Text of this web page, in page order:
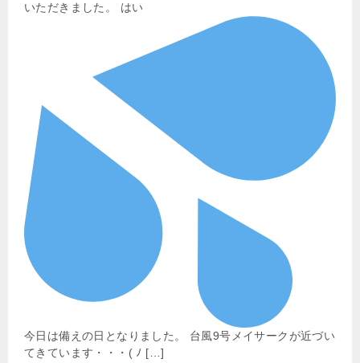
いただきました。 はい
今日は備えの日となりました。 台風9号メイサークが近づい
てきています・・・( ﾉ […]